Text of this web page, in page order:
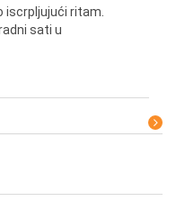
iscrpljujući ritam.
sati u